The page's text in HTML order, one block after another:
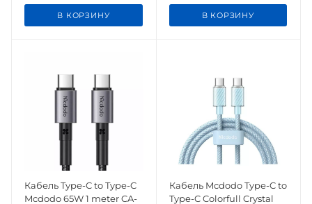
В КОРЗИНУ В КОРЗИНУ
Кабель Type-C to Type-C
Mcdodo 65W 1 meter CA-
Кабель Mcdodo Type-C to
Type-C Colorfull Crystal